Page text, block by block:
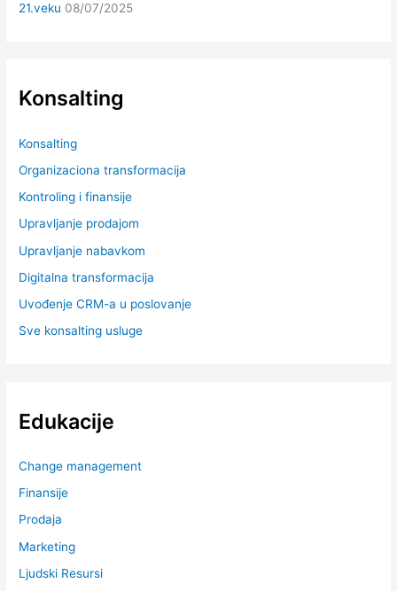
21.veku 08/07/2025
Konsalting
Konsalting
Organizaciona transformacija
Kontroling i finansije
Upravljanje prodajom
Upravljanje nabavkom
Digitalna transformacija
Uvođenje CRM-a u poslovanje
Sve konsalting usluge
Edukacije
Change management
Finansije
Prodaja
Marketing
Ljudski Resursi